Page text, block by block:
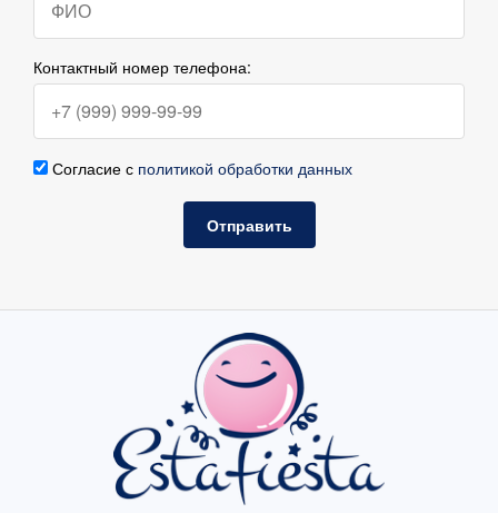
Контактный номер телефона:
Согласие с политикой обработки данных
Отправить